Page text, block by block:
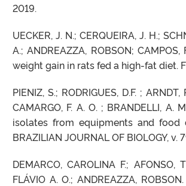
2019.
UECKER, J. N.; CERQUEIRA, J. H.;
A.; ANDREAZZA, ROBSON;
weight gain in rats fed a high-fat diet.
PIENIZ, S.; RODRIGUES, D.F. ;
CAMARGO, F. A. O. ; BRANDELLI,
isolates from equipments and
BRAZILIAN JOURNAL OF BIOLOGY, v.
DEMARCO, CAROLINA F.; AFONSO,
FLÁVIO A. O.; ANDREAZZA,